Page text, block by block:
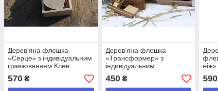
Дерев'яна флешка
«Серце» з індивідуальним
гравіюванням Клен
скринці
570 ₴
Дерев'яна флешка
«Трансформер» з
індивідуальним
64Gb (2.0) у скриньці
450₴ 590